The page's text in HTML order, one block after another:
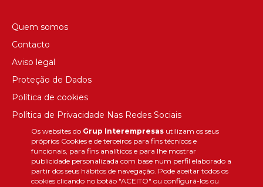
Os websites do Grup Interempresasutilizam os seus
próprios Cookies e de terceiros para fins técnicos e
funcionais, para fins analíticos e para lhe mostrar
publicidade personalizada com base num perfil elaborado a
partir dos seus hábitos de navegação. Pode aceitar todos os
cookies clicando no botão "ACEITO" ou configurá-los ou
Quem somos
Contacto
Aviso legal
Proteção de Dados
Política de cookies
Política de Privacidade Nas Redes Sociais
Canal de denúncias
Colaborações editoriais